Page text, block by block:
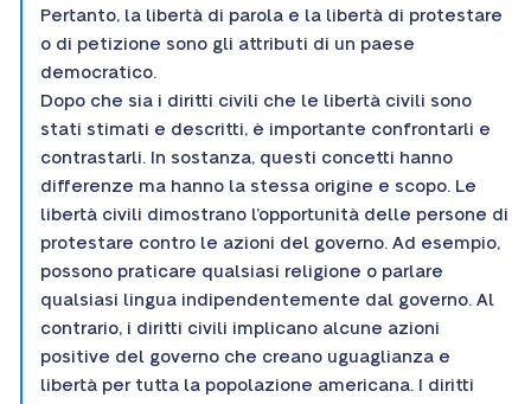
Pertanto, la libertà di parola e la libertà di protestare
o di petizione sono gli attributi di un paese
democratico.
Dopo che sia i diritti civili che le libertà civili sono
stati stimati e descritti, è importante confrontarli e
contrastarli. In sostanza, questi concetti hanno
differenze ma hanno la stessa origine e scopo. Le
libertà civili dimostrano l’opportunità delle persone di
protestare contro le azioni del governo. Ad esempio,
possono praticare qualsiasi religione o parlare
qualsiasi lingua indipendentemente dal governo. Al
contrario, i diritti civili implicano alcune azioni
positive del governo che creano uguaglianza e
libertà per tutta la popolazione americana. I diritti